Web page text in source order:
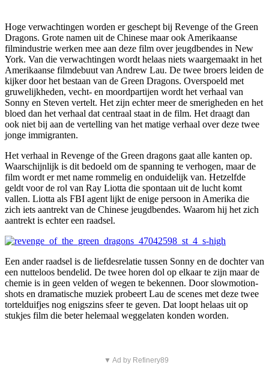
Hoge verwachtingen worden er geschept bij Revenge of the Green
Dragons. Grote namen uit de Chinese maar ook Amerikaanse
filmindustrie werken mee aan deze film over jeugdbendes in New
York. Van die verwachtingen wordt helaas niets waargemaakt in het
Amerikaanse filmdebuut van Andrew Lau. De twee broers leiden de
kijker door het bestaan van de Green Dragons. Overspoeld met
gruwelijkheden, vecht- en moordpartijen wordt het verhaal van
Sonny en Steven vertelt. Het zijn echter meer de smerigheden en het
bloed dan het verhaal dat centraal staat in de film. Het draagt dan
ook niet bij aan de vertelling van het matige verhaal over deze twee
jonge immigranten.
Het verhaal in Revenge of the Green dragons gaat alle kanten op.
Waarschijnlijk is dit bedoeld om de spanning te verhogen, maar de
film wordt er met name rommelig en onduidelijk van. Hetzelfde
geldt voor de rol van Ray Liotta die spontaan uit de lucht komt
vallen. Liotta als FBI agent lijkt de enige persoon in Amerika die
zich iets aantrekt van de Chinese jeugdbendes. Waarom hij het zich
aantrekt is echter een raadsel.
Een ander raadsel is de liefdesrelatie tussen Sonny en de dochter van
een nutteloos bendelid. De twee horen dol op elkaar te zijn maar de
chemie is in geen velden of wegen te bekennen. Door slowmotion-
shots en dramatische muziek probeert Lau de scenes met deze twee
tortelduifjes nog enigszins sfeer te geven. Dat loopt helaas uit op
stukjes film die beter helemaal weggelaten konden worden.
▼ Ad by Refinery89